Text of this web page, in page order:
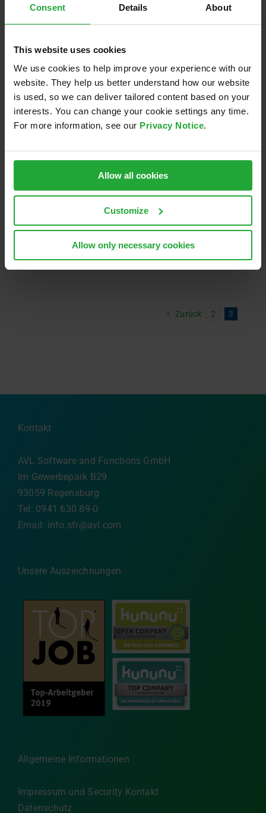
Consent Details About
This website uses cookies
We use cookies to help improve your experience with our
website. They help us better understand how our website
is used, so we can deliver tailored content based on your
interests. You can change your cookie settings any time.
For more information, see our Privacy Notice.
Allow all cookies
Customize
Allow only necessary cookies
Der demografische Wandel ist noch nicht in der
offener Stellen gibt es aber trotzdem schon.
Zurück 2 3
Kontakt
AVL Software and Functions GmbH
Im Gewerbepark B29
93059 Regensburg
Tel: 0941 630 89-0
Email: info.sfr@avl.com
Unsere Auszeichnungen
Allgemeine Informationen
Impressum und Security Kontakt
Datenschutz